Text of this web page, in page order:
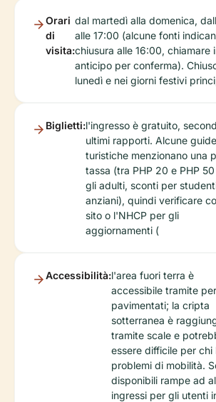
Orari
di
visita:
dal martedì alla domenica,
alle 17:00 (alcune fonti
chiusura alle 16:00, chiamare
anticipo per conferma).
lunedì e nei giorni festivi
Biglietti:l'ingresso è gratuito,
ultimi rapporti. Alcune guide
turistiche menzionano una
tassa (tra PHP 20 e PHP
gli adulti, sconti per
anziani), quindi verificare
sito o l'NHCP per gli
aggiornamenti (
Accessibilità:l'area fuori terra è
accessibile tramite
pavimentati; la cripta
sotterranea è
tramite scale e
essere difficile per chi
problemi di mobilità.
disponibili rampe ad
ingressi per gli utenti